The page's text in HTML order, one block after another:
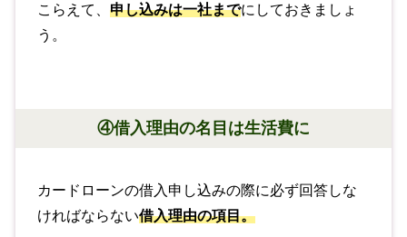
こらえて、申し込みは一社までにしておきましょ
う。
④借入理由の名目は生活費に
カードローンの借入申し込みの際に必ず回答しな
ければならない借入理由の項目。